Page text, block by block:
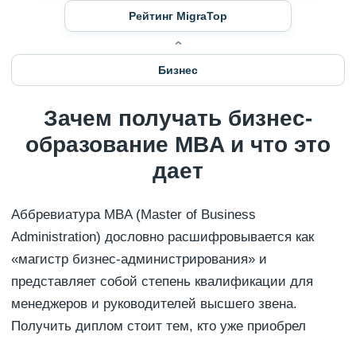
Рейтинг MigraTop
Бизнес
Зачем получать бизнес-
образование MBA и что это
дает
Аббревиатура MBA (Master of Business
Administration) дословно расшифровывается как
«магистр бизнес-администрирования» и
представляет собой степень квалификации для
менеджеров и руководителей высшего звена.
Получить диплом стоит тем, кто уже приобрел